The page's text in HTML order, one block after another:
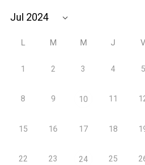
L M M J V
1 2 3 4 5
8 9 10 11
15 16 17 18
22 23 24 25